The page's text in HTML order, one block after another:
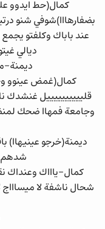
كمال(حط ايدوو
بضفارهااا)شوفي شنو
عند باباك وكلفتو
ديالي
ديمنة-
كمال(غمض عينوو
قلييييييييييل غنشدك
وجامعة فمهاا ضحك
ديمنة(خرجو
شدهم
كمال-ياااك وعنداك
شحال ناشفة لا ميساااج